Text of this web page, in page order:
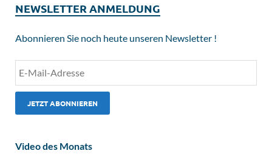
NEWSLETTER ANMELDUNG
Abonnieren Sie noch heute unseren Newsletter !
Video des Monats